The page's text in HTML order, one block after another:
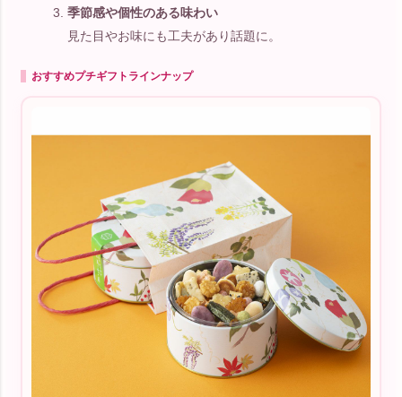
季節感や個性のある味わい
見た目やお味にも工夫があり話題に。
おすすめプチギフトラインナップ